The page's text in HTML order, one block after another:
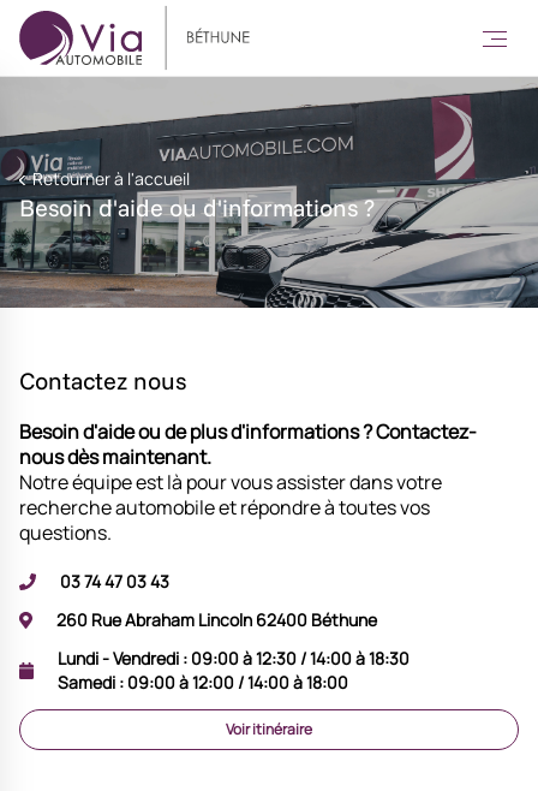
Retourner à l'accueil
Besoin d'aide ou d'informations ?
Contactez nous
Besoin d'aide ou de plus d'informations ?Contactez-
nous dès maintenant.
Notre équipe est là pour vous assister dans votre
recherche automobile et répondre à toutes vos
questions.
03 74 47 03 43
260 Rue Abraham Lincoln 62400 Béthune
Lundi - Vendredi : 09:00 à 12:30 / 14:00 à 18:30
Samedi : 09:00 à 12:00 / 14:00 à 18:00
Voir itinéraire